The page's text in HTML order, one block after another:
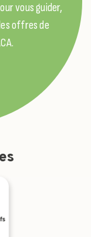
vous guider,
offres de